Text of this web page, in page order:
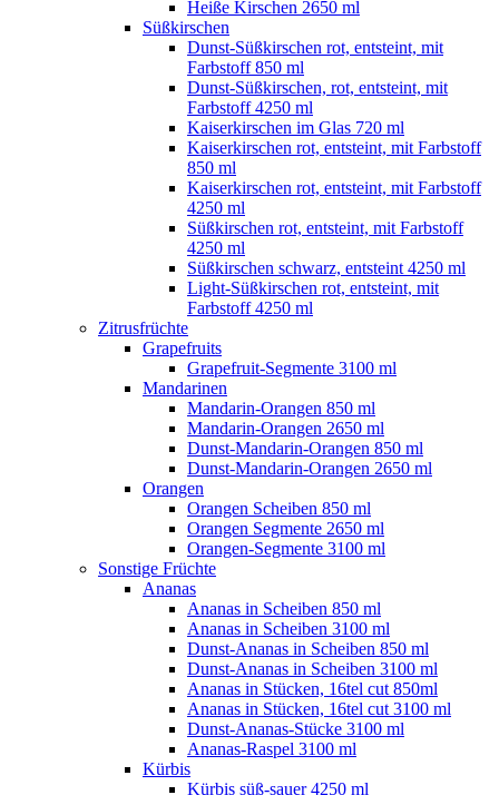
Heiße Kirschen 2650 ml
Süßkirschen
Dunst-Süßkirschen rot, entsteint, mit
Farbstoff 850 ml
Dunst-Süßkirschen, rot, entsteint, mit
Farbstoff 4250 ml
Kaiserkirschen im Glas 720 ml
Kaiserkirschen rot, entsteint, mit Farbstoff
850 ml
Kaiserkirschen rot, entsteint, mit Farbstoff
4250 ml
Süßkirschen rot, entsteint, mit Farbstoff
4250 ml
Süßkirschen schwarz, entsteint 4250 ml
Light-Süßkirschen rot, entsteint, mit
Farbstoff 4250 ml
Zitrusfrüchte
Grapefruits
Grapefruit-Segmente 3100 ml
Mandarinen
Mandarin-Orangen 850 ml
Mandarin-Orangen 2650 ml
Dunst-Mandarin-Orangen 850 ml
Dunst-Mandarin-Orangen 2650 ml
Orangen
Orangen Scheiben 850 ml
Orangen Segmente 2650 ml
Orangen-Segmente 3100 ml
Sonstige Früchte
Ananas
Ananas in Scheiben 850 ml
Ananas in Scheiben 3100 ml
Dunst-Ananas in Scheiben 850 ml
Dunst-Ananas in Scheiben 3100 ml
Ananas in Stücken, 16tel cut 850ml
Ananas in Stücken, 16tel cut 3100 ml
Dunst-Ananas-Stücke 3100 ml
Ananas-Raspel 3100 ml
Kürbis
Kürbis süß-sauer 4250 ml